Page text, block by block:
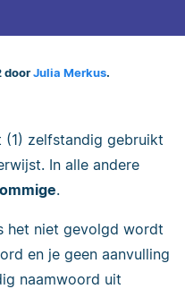
door Julia Merkus.
(1) zelfstandig gebruikt
In alle andere
.
het niet gevolgd wordt
en je geen aanvulling
naamwoord uit